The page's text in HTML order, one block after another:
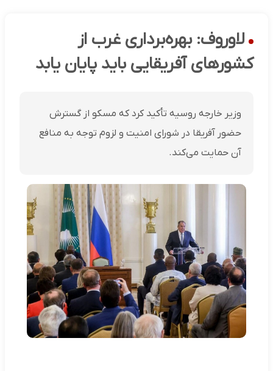
لاوروف: بهره‌برداری غرب از
کشورهای آفریقایی باید پایان یابد
وزیر خارجه روسیه تأکید کرد که مسکو از گسترش
حضور آفریقا در شورای امنیت و لزوم توجه به منافع
آن حمایت می‌کند.